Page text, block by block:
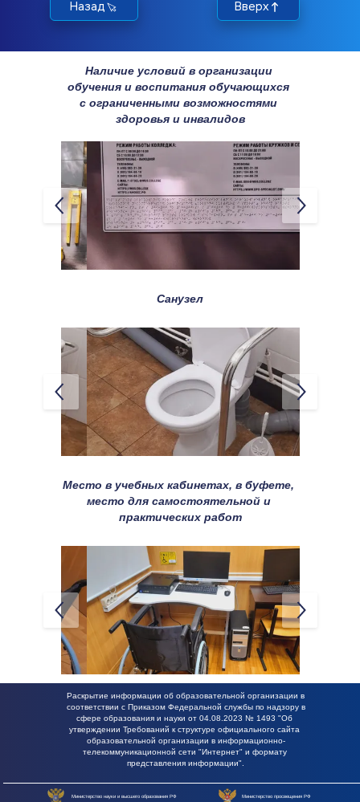
Назад Вверх
Наличие условий в организации
обучения и воспитания обучающихся
с ограниченными возможностями
здоровья и инвалидов
Санузел
Место в учебных кабинетах, в буфете,
место для самостоятельной и
практических работ
Раскрытие информации об образовательной организации в
соответствии с Приказом Федеральной службы по надзору в
сфере образования и науки от 04.08.2023 № 1493 "Об
утверждении Требований к структуре официального сайта
образовательной организации в информационно-
телекоммуникационной сети "Интернет" и формату
представления информации".
Министерство науки и высшего образования РФ Министерство просвещения РФ